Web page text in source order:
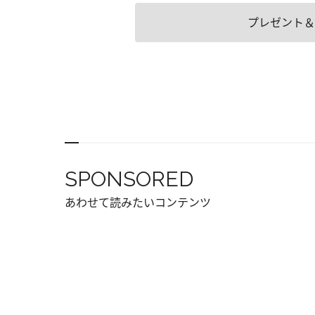
プレゼント
SPONSORED
あわせて読みたいコンテンツ